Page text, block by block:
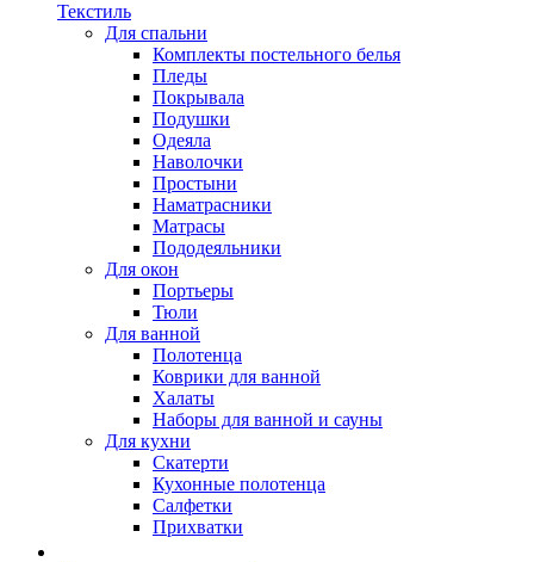
Текстиль
Для спальни
Комплекты постельного белья
Пледы
Покрывала
Подушки
Одеяла
Наволочки
Простыни
Наматрасники
Матрасы
Пододеяльники
Для окон
Портьеры
Тюли
Для ванной
Полотенца
Коврики для ванной
Халаты
Наборы для ванной и сауны
Для кухни
Скатерти
Кухонные полотенца
Салфетки
Прихватки